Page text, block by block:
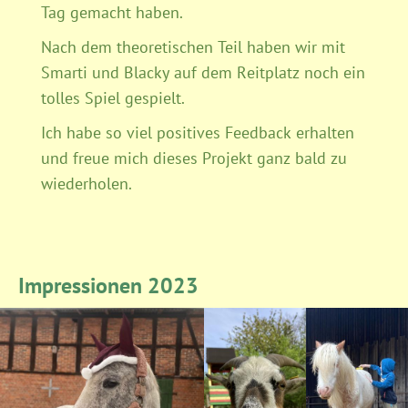
Tag gemacht haben.
Nach dem theoretischen Teil haben wir mit
Smarti und Blacky auf dem Reitplatz noch ein
tolles Spiel gespielt.
Ich habe so viel positives Feedback erhalten
und freue mich dieses Projekt ganz bald zu
wiederholen.
Impressionen 2023